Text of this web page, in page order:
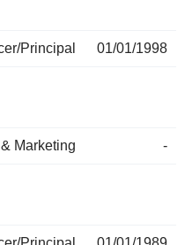
Principal 01/01/1998
Marketing -